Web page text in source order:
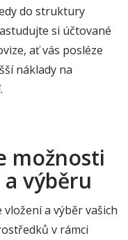
do struktury
si účtované
ať vás posléze
náklady na
možnosti
výběru
vložení a výběr vašich
v rámci